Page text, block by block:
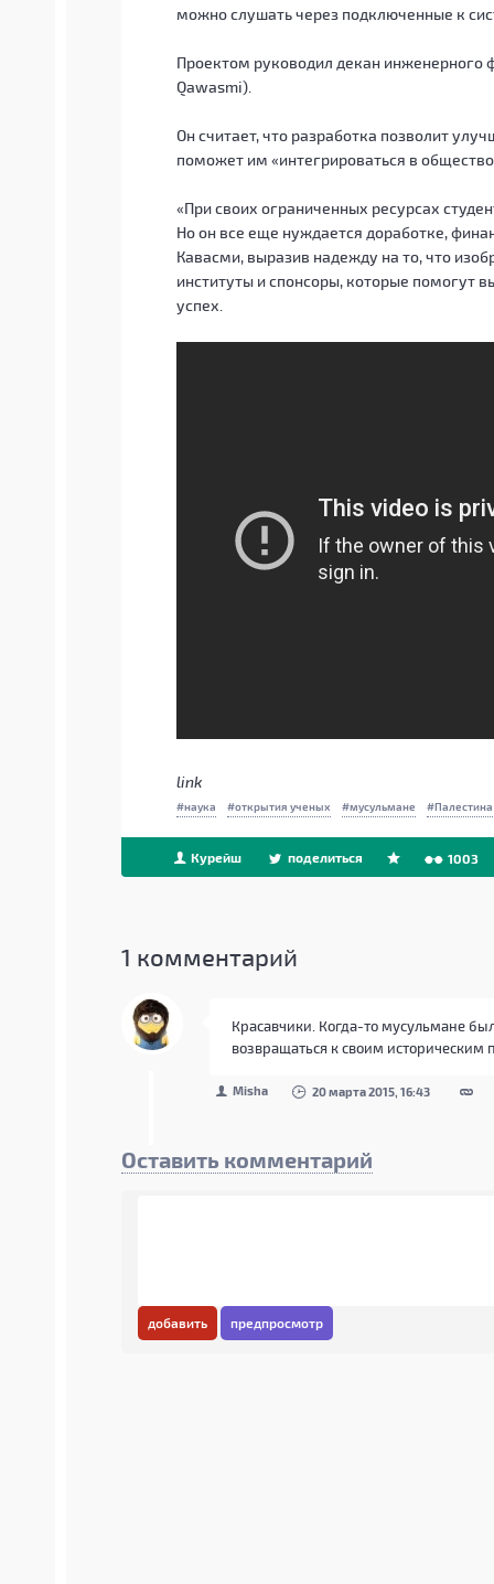
можно слушать через подключенные к
Проектом руководил декан инженерного
Qawasmi).
Он считает, что разработка позволит
поможет им «интегрироваться в
«При своих ограниченных ресурсах
Но он все еще нуждается доработке,
Кавасми, выразив надежду на то, что
институты и спонсоры, которые помогут
успех.
link
наука открытия ученых мусульмане Палестина
Курейш поделиться 1003
1 комментарий
Красавчики. Когда-то мусульмане
возвращаться к своим историческим
Misha 20 марта 2015, 16:43
Оставить комментарий
добавить предпросмотр